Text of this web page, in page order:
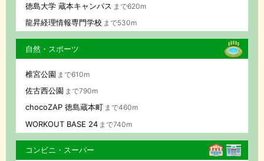
徳島大学 蔵本キャンパス まで620m
龍昇経理情報専門学校 まで530m
自然・スポーツ
椎宮公園 まで610m
佐古西公園 まで790m
chocoZAP 徳島蔵本町 まで460m
WORKOUT BASE 24 まで740m
コンビニ・スーパー